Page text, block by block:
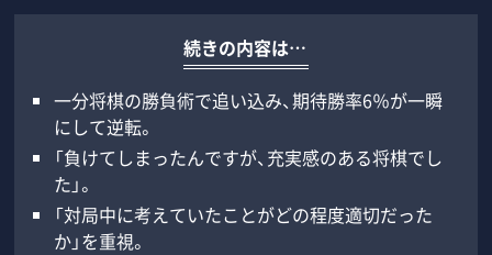
続きの内容は…
一分将棋の勝負術で追い込み、期待勝率6％が一瞬
にして逆転。
「負けてしまったんですが、充実感のある将棋でし
た」。
「対局中に考えていたことがどの程度適切だった
か」を重視。